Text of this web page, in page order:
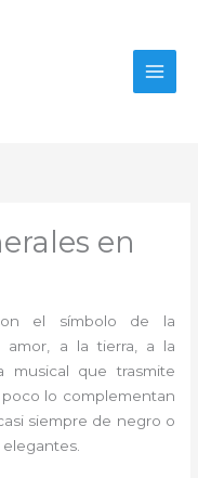
en
el símbolo de la
amor, a la tierra, a la
musical que trasmite
lo complementan
siempre de negro o